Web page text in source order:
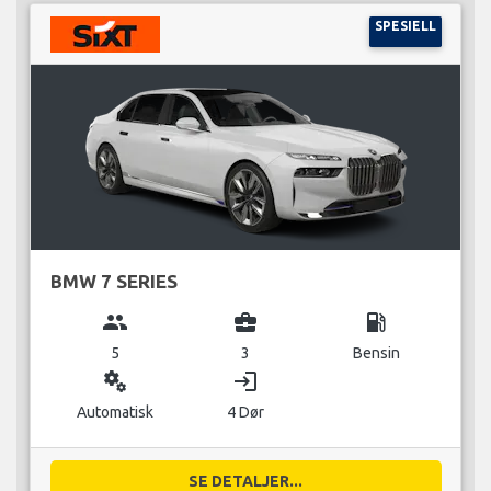
SPESIELL
BMW 7 SERIES
group
5
business_center
3
local_gas_station
Bensin
miscellaneous_services
Automatisk
login
4 Dør
SE DETALJER...